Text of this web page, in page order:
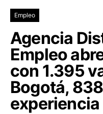
Empleo
Agencia
Empleo
con 1.395
Bogotá,
experiencia